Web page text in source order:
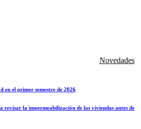
Novedades
en el primer semestre de 2026
revisar la impermeabilización de las viviendas antes de